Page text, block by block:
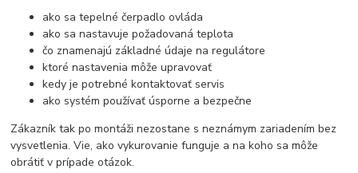
ako sa tepelné čerpadlo ovláda
ako sa nastavuje požadovaná teplota
čo znamenajú základné údaje na regulátore
ktoré nastavenia môže upravovať
kedy je potrebné kontaktovať servis
ako systém používať úsporne a bezpečne
Zákazník tak po montáži nezostane s neznámym zariadením bez
vysvetlenia. Vie, ako vykurovanie funguje a na koho sa môže
obrátiť v prípade otázok.